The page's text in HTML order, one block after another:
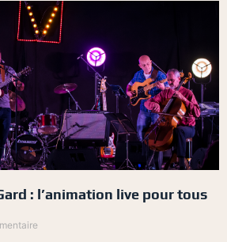
: l’animation live pour tous